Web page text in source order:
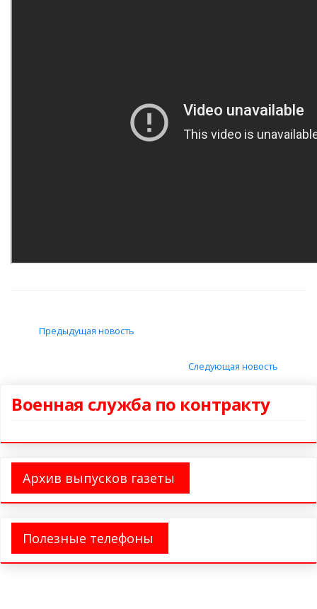
Предыдущая новость
Следующая новость
Военная служба по контракту
Архив выпусков газеты
Полезные телефоны